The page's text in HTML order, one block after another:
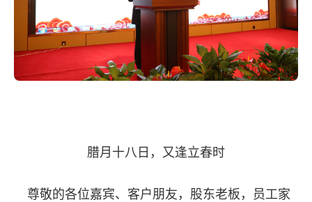
腊月十八日，又逢立春时
尊敬的各位嘉宾、客户朋友，股东老板，员工家